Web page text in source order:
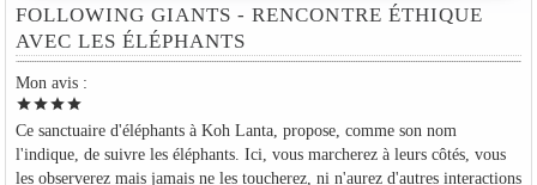
FOLLOWING GIANTS - RENCONTRE ÉTHIQUE
AVEC LES ÉLÉPHANTS
Mon avis :
starstarstarstar
Ce sanctuaire d'éléphants à Koh Lanta, propose, comme son nom
l'indique, de suivre les éléphants. Ici, vous marcherez à leurs côtés, vous
les observerez mais jamais ne les toucherez, ni n'aurez d'autres interactions